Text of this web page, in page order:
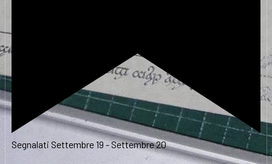
Segnalati Settembre 19 -Settembre 20